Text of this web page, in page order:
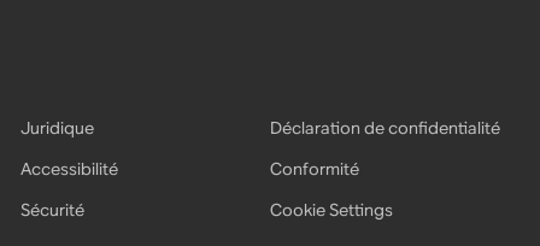
Juridique
Déclaration de confidentialité
Accessibilité
Conformité
Sécurité
Cookie Settings